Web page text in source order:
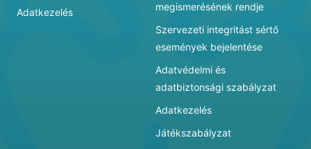
Adatkezelés
megismerésének rendje
Szervezeti integritást sértő
események bejelentése
Adatvédelmi és
adatbiztonsági szabályzat
Adatkezelés
Játékszabályzat